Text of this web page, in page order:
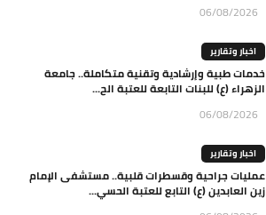
06/08/2026
اخبار وتقارير
خدمات طبية وإرشادية وتقنية متكاملة.. جامعة
الزهراء (ع) للبنات التابعة للعتبة الح...
06/08/2026
اخبار وتقارير
عمليات جراحية وقسطرات قلبية.. مستشفى الإمام
زين العابدين (ع) التابع للعتبة الحسي...